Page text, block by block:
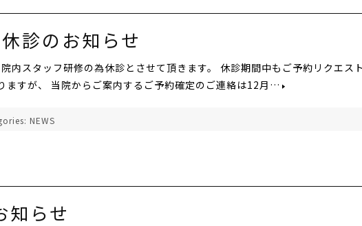
診のお知らせ
内スタッフ研修の為休診とさせて頂きます。 休診期間中もご予約リクエス
ますが、 当院からご案内するご予約確定のご連絡は12月…
NEWS
知らせ